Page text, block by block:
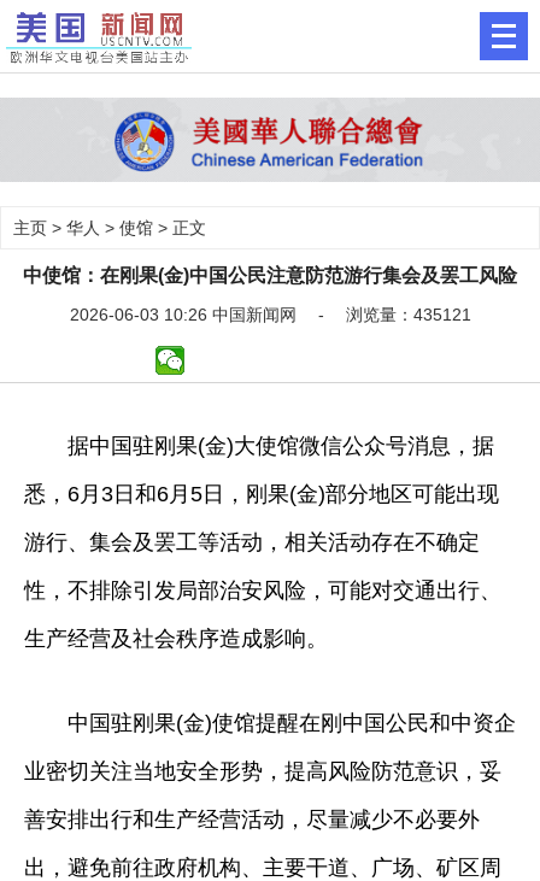
主页 > 华人 > 使馆 > 正文
中使馆：在刚果(金)中国公民注意防范游行集会及罢工风险
2026-06-03 10:26 中国新闻网 - 浏览量：435121
据中国驻刚果(金)大使馆微信公众号消息，据
悉，6月3日和6月5日，刚果(金)部分地区可能出现
游行、集会及罢工等活动，相关活动存在不确定
性，不排除引发局部治安风险，可能对交通出行、
生产经营及社会秩序造成影响。
中国驻刚果(金)使馆提醒在刚中国公民和中资企
业密切关注当地安全形势，提高风险防范意识，妥
善安排出行和生产经营活动，尽量减少不必要外
出，避免前往政府机构、主要干道、广场、矿区周